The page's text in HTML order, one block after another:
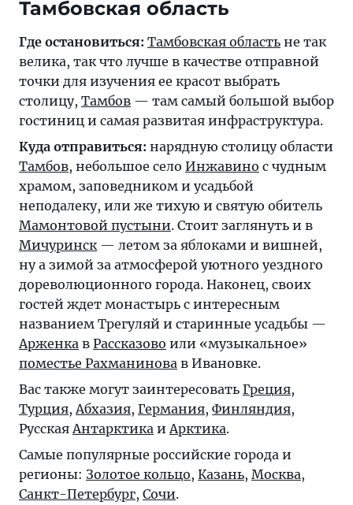
Тамбовская область
Где остановиться: Тамбовская область не так
велика, так что лучше в качестве отправной
точки для изучения ее красот выбрать
столицу, Тамбов — там самый большой выбор
гостиниц и самая развитая инфраструктура.
Куда отправиться: нарядную столицу области
Тамбов, небольшое село Инжавино с чудным
храмом, заповедником и усадьбой
неподалеку, или же тихую и святую обитель
Мамонтовой пустыни. Стоит заглянуть и в
Мичуринск— летом за яблоками и вишней,
ну а зимой за атмосферой уютного уездного
дореволюционного города. Наконец, своих
гостей ждет монастырь с интересным
названием Трегуляй и старинные усадьбы —
Арженка в Рассказово или «музыкальное»
поместье Рахманинова в Ивановке.
Вас также могут заинтересовать Греция,
Турция,Абхазия, Германия, Финляндия,
РусскаяАнтарктика иАрктика.
Самые популярные российские города и
регионы: Золотое кольцо, Казань, Москва,
Санкт-Петербург, Сочи.